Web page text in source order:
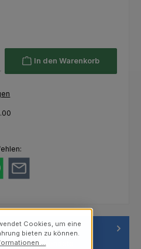
verfügbar.)
In den Warenkorb
Kittel verwendete
Cookies, um eine
bieten zu können.
...